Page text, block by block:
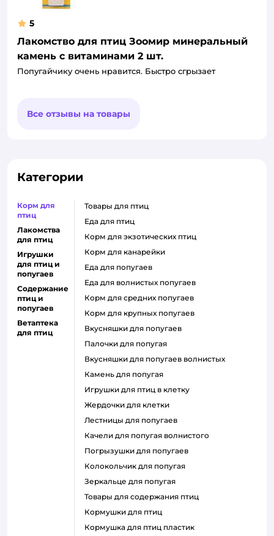
5
Лакомство для птиц Зоомир минеральный
камень с витаминами 2 шт.
Попугайчику очень нравится. Быстро сгрызает
Все отзывы на товары
Категории
Корм для
птиц
Лакомства
для птиц
Игрушки
для птиц и
попугаев
Содержание
птиц и
попугаев
Ветаптека
для птиц
товары для птиц
еда для птиц
корм для экзотических птиц
корм для канарейки
еда для попугаев
еда для волнистых попугаев
корм для средних попугаев
корм для крупных попугаев
вкусняшки для попугаев
палочки для попугая
вкусняшки для попугаев волнистых
камень для попугая
игрушки для птиц в клетку
жердочки для клетки
лестницы для попугаев
качели для попугая волнистого
погрызушки для попугаев
колокольчик для попугая
зеркальце для попугая
товары для содержания птиц
кормушки для птиц
кормушка для птиц пластик